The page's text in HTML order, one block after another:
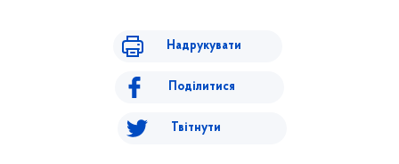
Надрукувати
Поділитися
Твітнути